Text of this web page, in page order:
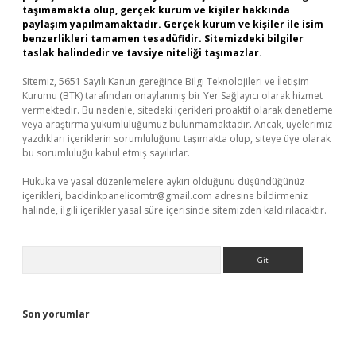
taşımamakta olup, gerçek kurum ve kişiler hakkında
paylaşım yapılmamaktadır. Gerçek kurum ve kişiler ile isim
benzerlikleri tamamen tesadüfidir. Sitemizdeki bilgiler
taslak halindedir ve tavsiye niteliği taşımazlar.
Sitemiz, 5651 Sayılı Kanun gereğince Bilgi Teknolojileri ve İletişim
Kurumu (BTK) tarafından onaylanmış bir Yer Sağlayıcı olarak hizmet
vermektedir. Bu nedenle, sitedeki içerikleri proaktif olarak denetleme
veya araştırma yükümlülüğümüz bulunmamaktadır. Ancak, üyelerimiz
yazdıkları içeriklerin sorumluluğunu taşımakta olup, siteye üye olarak
bu sorumluluğu kabul etmiş sayılırlar.
Hukuka ve yasal düzenlemelere aykırı olduğunu düşündüğünüz
içerikleri, backlinkpanelicomtr@gmail.com adresine bildirmeniz
halinde, ilgili içerikler yasal süre içerisinde sitemizden kaldırılacaktır.
Son yorumlar